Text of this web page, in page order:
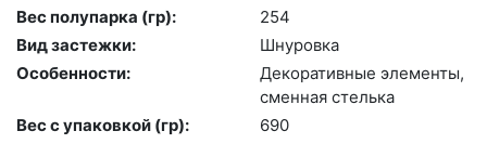
Вес полупарка (гр):
254
Вид застежки:
Шну­ров­ка
Особенности:
Де­кора­тив­ные эле­мен­ты,
смен­ная стель­ка
Вес с упаковкой (гр):
690